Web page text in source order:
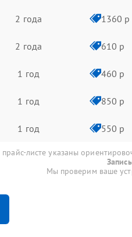
2 года 1360 р
2 года 610 р
1 год 460 р
1 год 850 р
1 год 550 р
листе указаны
Мы проверим ваше